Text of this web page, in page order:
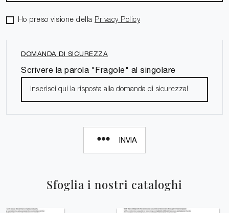
Sfoglia i nostri cataloghi
Ho preso visione della Privacy Policy
DOMANDA DI SICUREZZA
Scrivere la parola "Fragole" al singolare
INVIA